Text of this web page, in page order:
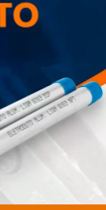
Somos
Productos
Segmentos
Catálogo
Certificación